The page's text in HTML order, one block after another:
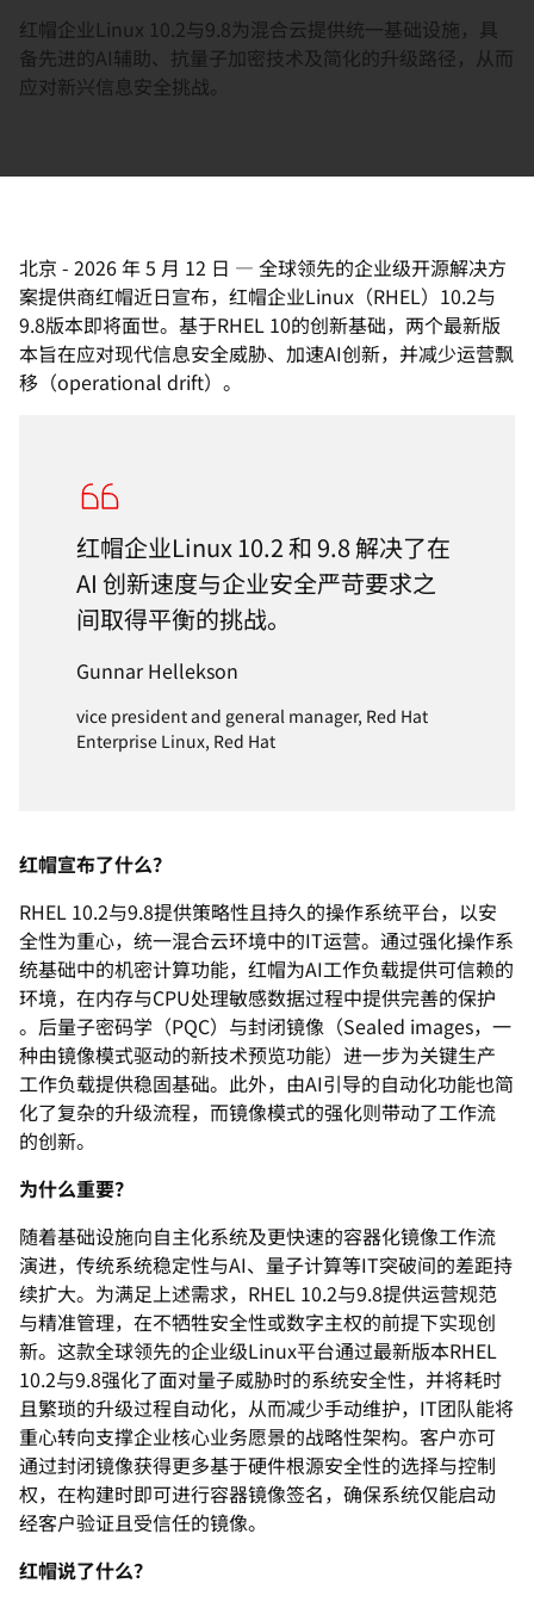
红帽企业Linux 10.2与9.8为混合云提供统一基础设施，具
备先进的AI辅助、抗量子加密技术及简化的升级路径，从而
应对新兴信息安全挑战。
北京 - 2026 年 5 月 12 日 — 全球领先的企业级开源解决方
案提供商红帽近日宣布，红帽企业Linux（RHEL）10.2与
9.8版本即将面世。基于RHEL 10的创新基础，两个最新版
本旨在应对现代信息安全威胁、加速AI创新，并减少运营飘
移（operational drift）。
红帽企业Linux 10.2 和 9.8 解决了在
AI 创新速度与企业安全严苛要求之
间取得平衡的挑战。
Gunnar Hellekson
vice president and general manager, Red Hat
Enterprise Linux, Red Hat
红帽宣布了什么？
RHEL 10.2与9.8提供策略性且持久的操作系统平台，以安
全性为重心，统一混合云环境中的IT运营。 通过强化操作系
统基础中的机密计算功能，红帽为AI工作负载提供可信赖的
环境，在内存与CPU处理敏感数据过程中提供完善的保护
。后量子密码学（PQC）与封闭镜像（Sealed images，一
种由镜像模式驱动的新技术预览功能） 进一步为关键生产
工作负载提供稳固基础。此外，由AI引导的自动化功能也简
化了复杂的升级流程， 而镜像模式的强化则带动了工作流
的创新。
为什么重要？
随着基础设施向自主化系统及更快速的容器化镜像工作流
演进， 传统系统稳定性与AI、量子计算等IT突破间的差距持
续扩大。 为满足上述需求，RHEL 10.2与9.8提供运营规范
与精准管理， 在不牺牲安全性或数字主权的前提下实现创
新。 这款全球领先的企业级Linux平台通过最新版本RHEL
10.2与9.8强化了面对量子威胁时的系统安全性， 并将耗时
且繁琐的升级过程自动化，从而减少手动维护，IT团队能将
重心转向支撑企业核心业务愿景的战略性架构。 客户亦可
通过封闭镜像获得更多基于硬件根源安全性的选择与控制
权，在构建时即可进行容器镜像签名， 确保系统仅能启动
经客户验证且受信任的镜像。
红帽说了什么？